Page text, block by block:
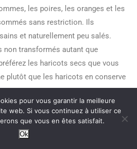
les poires, les oranges et les
sans restriction. Ils
et naturellement peu salés.
non transformés autant que
les haricots secs que vous
plutôt que les haricots en conserve
pour mieux contrôler la quantité
Cela vous permet également
des recettes plus saines et tout
pour vous garantir la meilleure
web. Si vous continuez à utiliser ce
que vous en êtes satisfait.
Ok